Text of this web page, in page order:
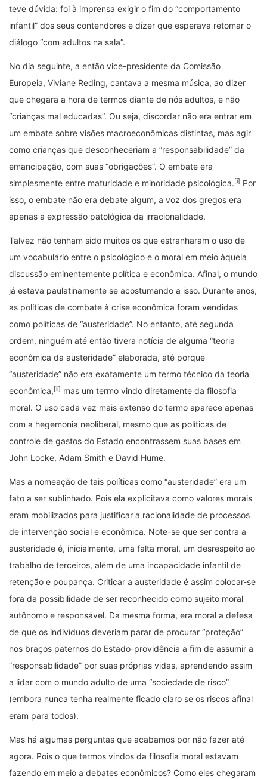
teve dúvida: foi à imprensa exigir o fim do “comportamento
infantil” dos seus contendores e dizer que esperava retomar o
diálogo “com adultos na sala”.
No dia seguinte, a então vice-presidente da Comissão
Europeia, Viviane Reding, cantava a mesma música, ao dizer
que chegara a hora de termos diante de nós adultos, e não
“crianças mal educadas”. Ou seja, discordar não era entrar em
um embate sobre visões macroeconômicas distintas, mas agir
como crianças que desconheceriam a “responsabilidade” da
emancipação, com suas “obrigações”. O embate era
simplesmente entre maturidade e minoridade psicológica. [i] Por
isso, o embate não era debate algum, a voz dos gregos era
apenas a expressão patológica da irracionalidade.
Talvez não tenham sido muitos os que estranharam o uso de
um vocabulário entre o psicológico e o moral em meio àquela
discussão eminentemente política e econômica. Afinal, o mundo
já estava paulatinamente se acostumando a isso. Durante anos,
as políticas de combate à crise econômica foram vendidas
como políticas de “austeridade”. No entanto, até segunda
ordem, ninguém até então tivera notícia de alguma “teoria
econômica da austeridade” elaborada, até porque
“austeridade” não era exatamente um termo técnico da teoria
econômica, [ii] mas um termo vindo diretamente da filosofia
moral. O uso cada vez mais extenso do termo aparece apenas
com a hegemonia neoliberal, mesmo que as políticas de
controle de gastos do Estado encontrassem suas bases em
John Locke, Adam Smith e David Hume.
Mas a nomeação de tais políticas como “austeridade” era um
fato a ser sublinhado. Pois ela explicitava como valores morais
eram mobilizados para justificar a racionalidade de processos
de intervenção social e econômica. Note-se que ser contra a
austeridade é, inicialmente, uma falta moral, um desrespeito ao
trabalho de terceiros, além de uma incapacidade infantil de
retenção e poupança. Criticar a austeridade é assim colocar-se
fora da possibilidade de ser reconhecido como sujeito moral
autônomo e responsável. Da mesma forma, era moral a defesa
de que os indivíduos deveriam parar de procurar “proteção”
nos braços paternos do Estado-providência a fim de assumir a
“responsabilidade” por suas próprias vidas, aprendendo assim
a lidar com o mundo adulto de uma “sociedade de risco”
(embora nunca tenha realmente ficado claro se os riscos afinal
eram para todos).
Mas há algumas perguntas que acabamos por não fazer até
agora. Pois o que termos vindos da filosofia moral estavam
fazendo em meio a debates econômicos? Como eles chegaram